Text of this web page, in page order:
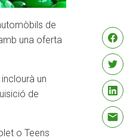
de
una oferta
un
de
o Teens